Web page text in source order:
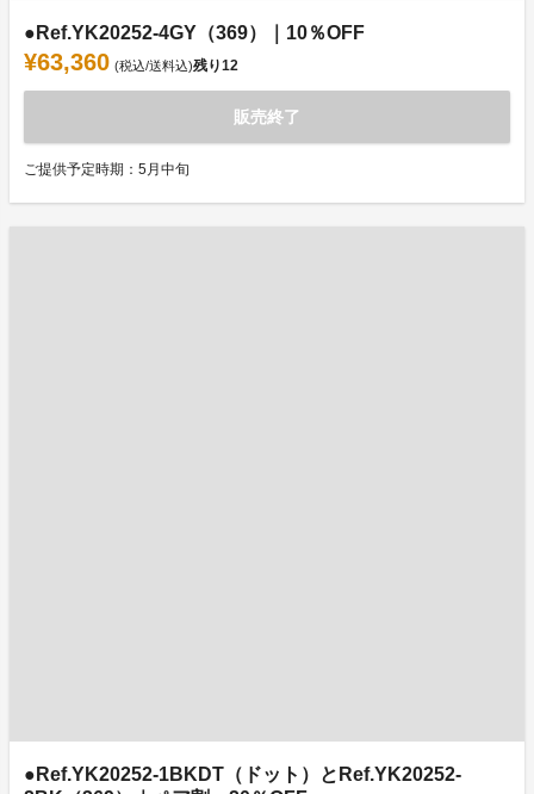
●Ref.YK20252-4GY（369）｜10％OFF
¥63,360 (税込/送料込)残り12
販売終了
ご提供予定時期：5月中旬
●Ref.YK20252-1BKDT（ドット）とRef.YK20252-